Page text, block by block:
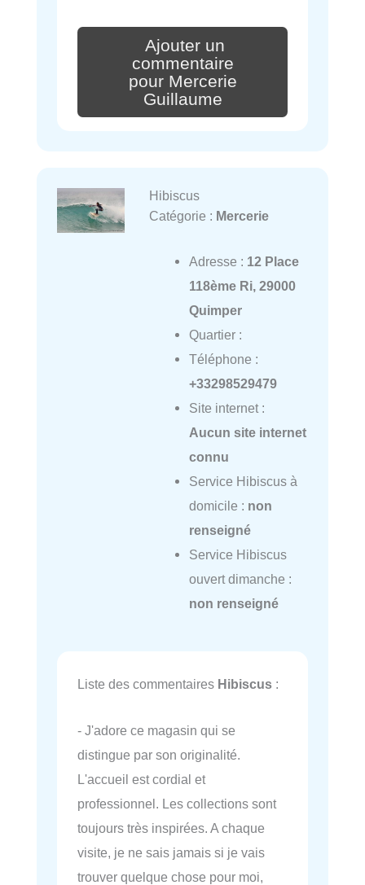
Ajouter un
commentaire
pour Mercerie
Guillaume
Hibiscus
Catégorie : Mercerie
Adresse : 12 Place
118ème Ri, 29000
Quimper
Quartier :
Téléphone :
+33298529479
Site internet :
Aucun site internet
connu
Service Hibiscus à
domicile : non
renseigné
Service Hibiscus
ouvert dimanche :
non renseigné
Liste des commentaires Hibiscus :
- J'adore ce magasin qui se
distingue par son originalité.
L'accueil est cordial et
professionnel. Les collections sont
toujours très inspirées. A chaque
visite, je ne sais jamais si je vais
trouver quelque chose pour moi,